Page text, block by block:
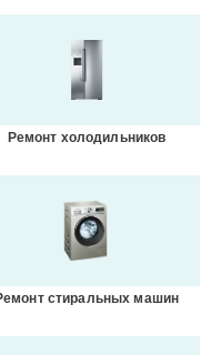
Ремонт холодильников
стиральных машин